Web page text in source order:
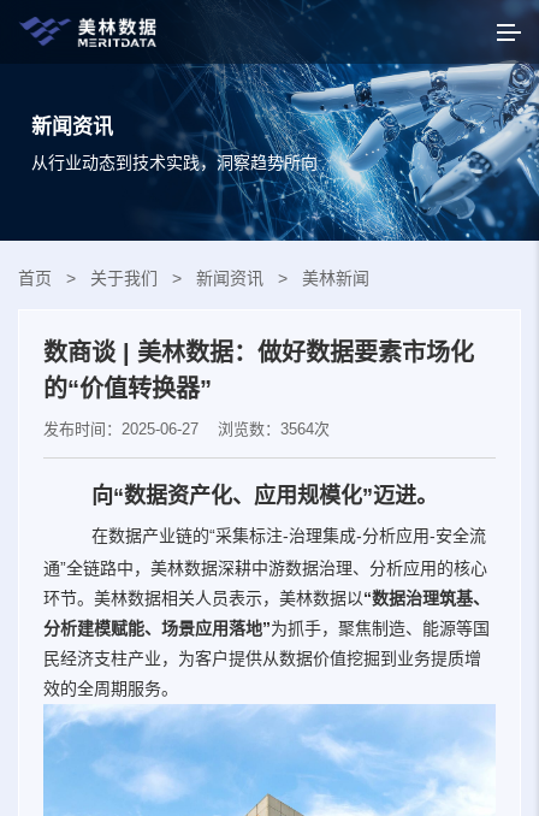
新闻资讯
从行业动态到技术实践，洞察趋势所向
首页 > 关于我们 > 新闻资讯 > 美林新闻
数商谈 | 美林数据：做好数据要素市场化
的“价值转换器”
发布时间：2025-06-27 浏览数：3564次
向“数据资产化、应用规模化”迈进。
在数据产业链的‌“采集标注-治理集成-分析应用-安全流
通”全链路中，美林数据深耕中游数据治理、分析应用的核心
环节。美林数据相关人员表示，美林数据以“数据治理筑基、
分析建模赋能、场景应用落地”为抓手，聚焦制造、能源等国
民经济支柱产业，为客户提供从数据价值挖掘到业务提质增
效的全周期服务。